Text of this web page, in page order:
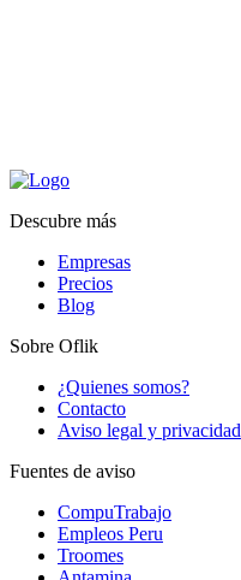
Descubre más
Empresas
Precios
Blog
Sobre Oflik
¿Quienes somos?
Contacto
Aviso legal y privacidad
Fuentes de aviso
CompuTrabajo
Empleos Peru
Troomes